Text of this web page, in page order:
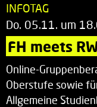
INFOTAG
Do. 05.11. um
FH meets
Online-
Oberstufe sowie
Allgemeine